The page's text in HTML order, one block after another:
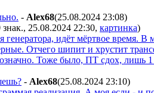
- Alex68(25.08.2024 23:08)
знак., 25.08.2024 22:30, картинка)
идёт мёртвое время. В
Отчего шипит и хрустит
Тоже было, ПТ сдох, лишь
- Alex68(25.08.2024 23:10)